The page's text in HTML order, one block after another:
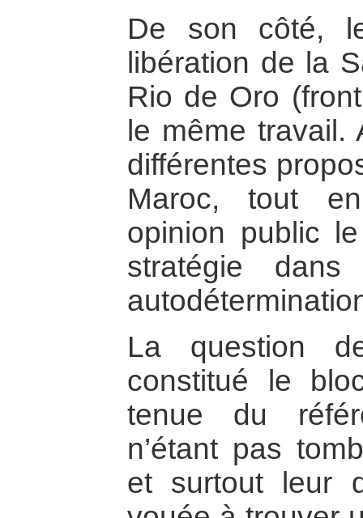
De son côté,
libération de la
Rio de Oro
le même travail.
différentes
Maroc, tout
opinion public
stratégie
La question
constitué le
tenue du
n’étant pas
et surtout leur